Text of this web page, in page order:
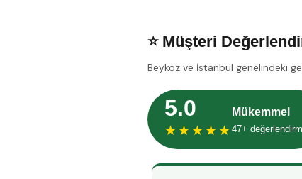
⭐ Müşteri
Beykoz ve İstanbul genelindeki
5.0
★★★★★
Mükemmel
47+